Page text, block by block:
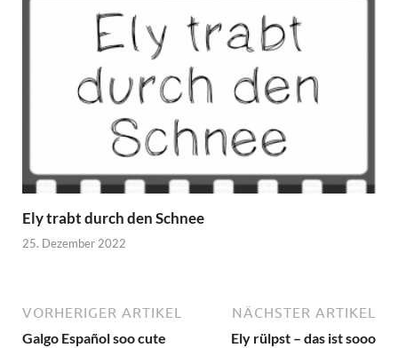
Ely trabt durch den Schnee
25. Dezember 2022
VORHERIGER ARTIKEL
Galgo Español soo cute
NÄCHSTER ARTIKEL
Ely rülpst – das ist sooo